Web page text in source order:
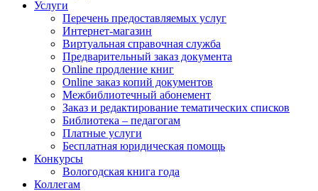
Услуги
Перечень предоставляемых услуг
Интернет-магазин
Виртуальная справочная служба
Предварительный заказ документа
Online продление книг
Online заказ копий документов
Межбиблиотечный абонемент
Заказ и редактирование тематических списков
Библиотека – педагогам
Платные услуги
Бесплатная юридическая помощь
Конкурсы
Вологодская книга года
Коллегам